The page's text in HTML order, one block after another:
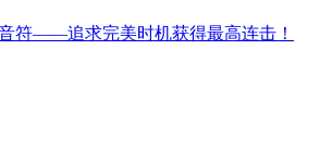
符——追求完美时机获得最高连击！